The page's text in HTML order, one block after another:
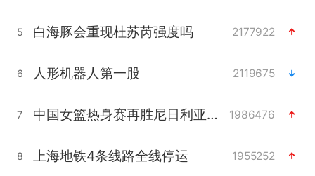
5 白海豚会重现杜苏芮强度吗 2177922
6 人形机器人第一股 2119675
7 中国女篮热身赛再胜尼日利亚女篮 1986476
8 上海地铁4条线路全线停运 1955252